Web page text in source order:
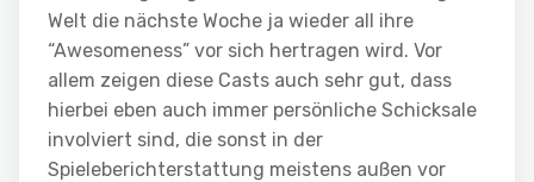
Welt die nächste Woche ja wieder all ihre
“Awesomeness” vor sich hertragen wird. Vor
allem zeigen diese Casts auch sehr gut, dass
hierbei eben auch immer persönliche Schicksale
involviert sind, die sonst in der
Spieleberichterstattung meistens außen vor